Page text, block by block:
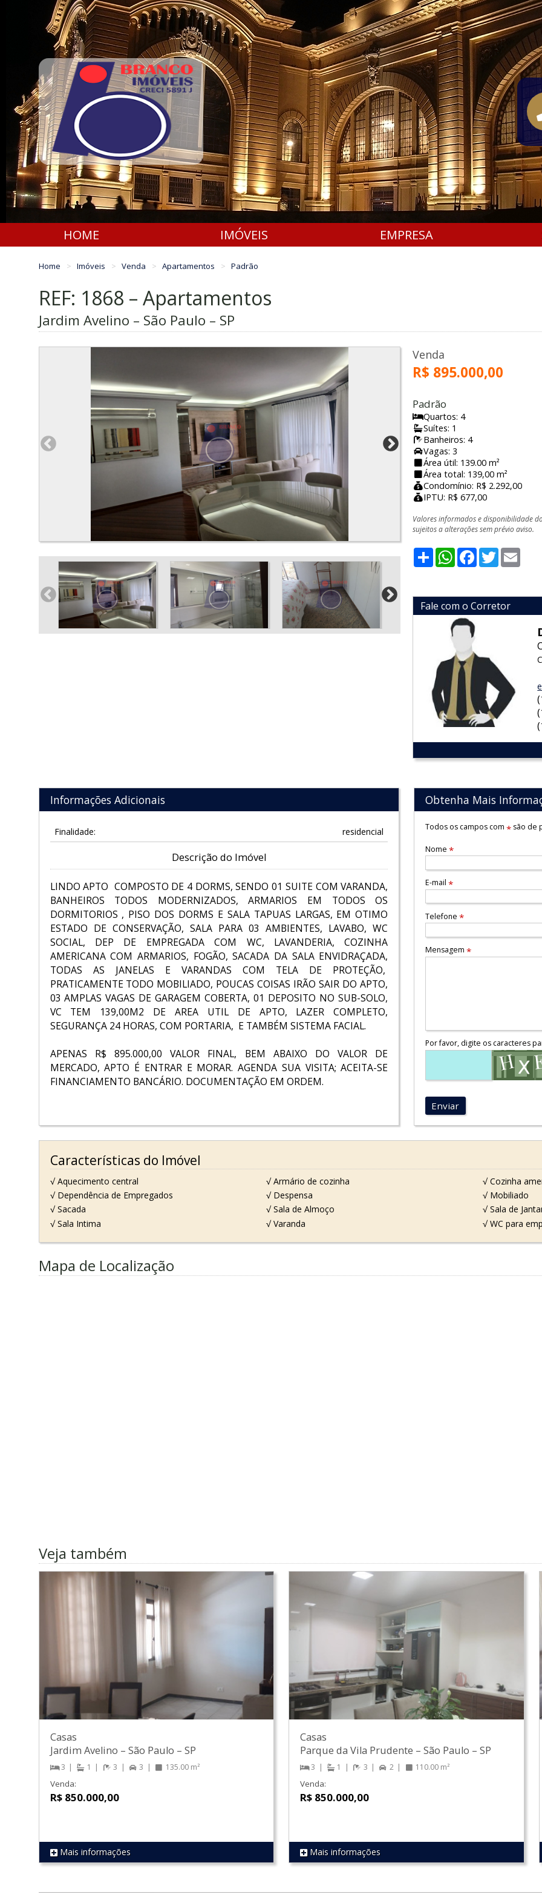
HOME IMÓVEIS EMPRESA
Home Imóveis Venda Apartamentos Padrão
REF: 1868 – Apartamentos
Jardim Avelino – São Paulo – SP
Venda
R$ 895.000,00
Padrão
Quartos: 4
Suítes: 1
Banheiros: 4
Vagas: 3
Área útil: 139.00 m²
Área total: 139,00 m²
Condomínio: R$ 2.292,00
IPTU: R$ 677,00
Valores informados e disponibilidade
sujeitos a alterações sem prévio aviso.
ShareWhatsApp
Facebook
Twitter
Fale com o Corretor
Informações Adicionais
Finalidade: residencial
Descrição do Imóvel
LINDO APTO COMPOSTO DE 4 DORMS, SENDO 01 SUITE COM VARANDA,
BANHEIROS TODOS MODERNIZADOS, ARMARIOS EM TODOS OS
DORMITORIOS , PISO DOS DORMS E SALA TAPUAS LARGAS, EM OTIMO
ESTADO DE CONSERVAÇÃO, SALA PARA 03 AMBIENTES, LAVABO, WC
SOCIAL, DEP DE EMPREGADA COM WC, LAVANDERIA, COZINHA
AMERICANA COM ARMARIOS, FOGÃO, SACADA DA SALA ENVIDRAÇADA,
TODAS AS JANELAS E VARANDAS COM TELA DE PROTEÇÃO,
PRATICAMENTE TODO MOBILIADO, POUCAS COISAS IRÃO SAIR DO APTO,
03 AMPLAS VAGAS DE GARAGEM COBERTA, 01 DEPOSITO NO SUB-SOLO,
VC TEM 139,00M2 DE AREA UTIL DE APTO, LAZER COMPLETO,
SEGURANÇA 24 HORAS, COM PORTARIA, E TAMBÉM SISTEMA FACIAL.
APENAS R$ 895.000,00 VALOR FINAL, BEM ABAIXO DO VALOR DE
MERCADO, APTO É ENTRAR E MORAR. AGENDA SUA VISITA; ACEITA-SE
FINANCIAMENTO BANCÁRIO. DOCUMENTAÇÃO EM ORDEM.
Obtenha Mais
Todos os campos com *são de
Nome *
E-mail *
Telefone *
Mensagem *
Por favor, digite os caracteres
Enviar
Características do Imóvel
√ Aquecimento central √ Armário de cozinha
√ Cozinha
√ Dependência de Empregados
√ Despensa
√ Mobiliado
√ Sacada
√ Sala de Almoço
√ Sala de
√ Sala Intima
√ Varanda √ WC para
Mapa de Localização
Veja também
REF 1386
Casas
Jardim Avelino – São Paulo – SP
3 1 3 3 135.00 m²
Venda:
R$ 850.000,00
Mais informações REF 1758
Casas
Parque da Vila Prudente – São Paulo – SP
3 1 3 2 110.00 m²
Venda:
R$ 850.000,00
Mais informações